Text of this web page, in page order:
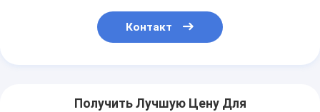
Контакт
Получить Лучшую Цену Для